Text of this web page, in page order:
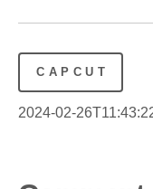
CAPCUT
2024-02-